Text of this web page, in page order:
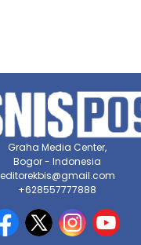
Graha Media Center,
Bogor - Indonesia
editorekbis@gmail.com
+628557777888